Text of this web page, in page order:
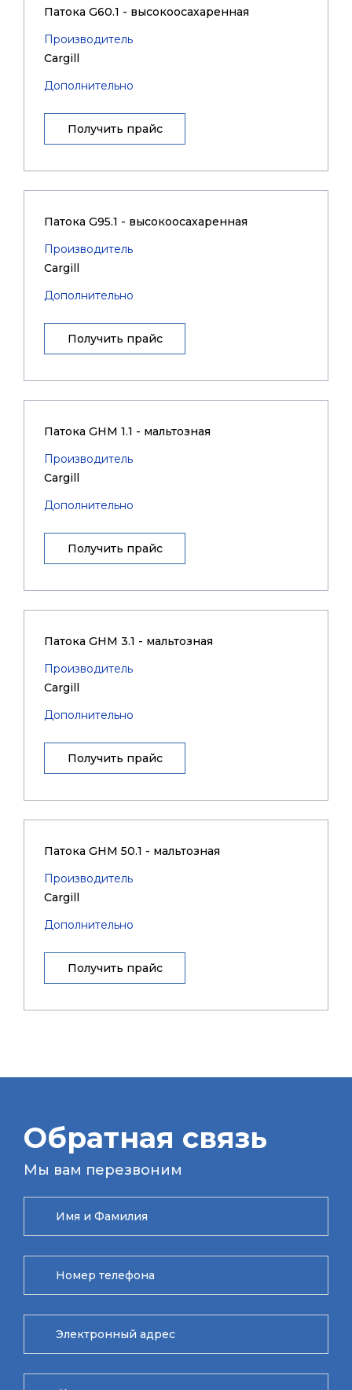
Патока G60.1 - высокоосахаренная
Производитель
Cargill
Дополнительно
Получить прайс
Патока G95.1 - высокоосахаренная
Производитель
Cargill
Дополнительно
Получить прайс
Патока GHM 1.1 - мальтозная
Производитель
Cargill
Дополнительно
Получить прайс
Патока GHM 3.1 - мальтозная
Производитель
Cargill
Дополнительно
Получить прайс
Патока GHM 50.1 - мальтозная
Производитель
Cargill
Дополнительно
Получить прайс
Обратная связь
Мы вам перезвоним